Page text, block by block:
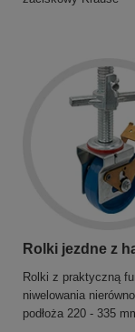
Rolki jezdne z
Rolki z praktyczną
niwelowania
podłoża 220 - 335